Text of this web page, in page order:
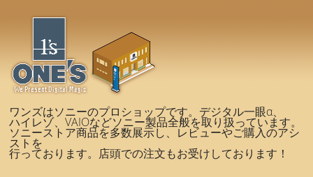
ワンズはソニーのプロショップです。デジタル一眼α、
ハイレゾ、VAIOなどソニー製品全般を取り扱っています。
ソニーストア商品を多数展示し、レビューやご購入のアシ
ストを
行っております。店頭での注文もお受けしております！